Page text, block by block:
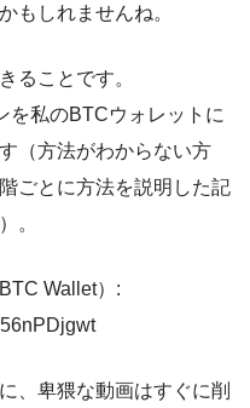
もしれませんね。
ることです。
を私のBTCウォレットに
（方法がわからない方
ごとに方法を説明した記
。
Wallet）:
、卑猥な動画はすぐに削